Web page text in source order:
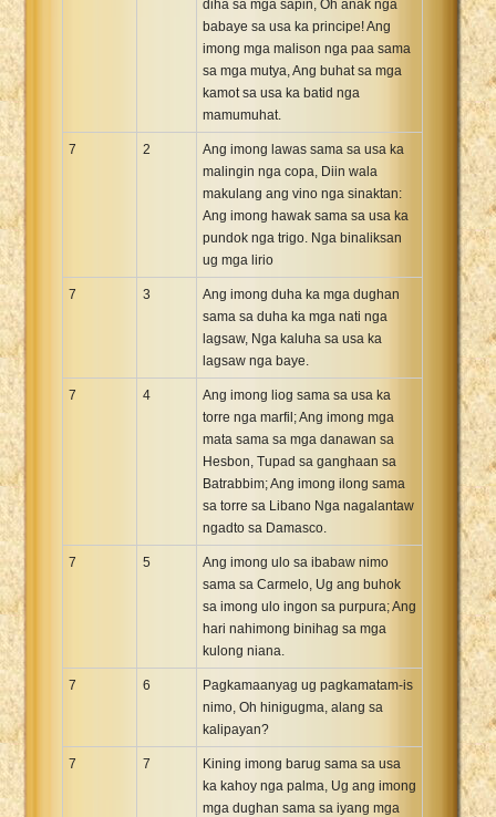
diha sa mga sapin, Oh anak nga
babaye sa usa ka principe! Ang
imong mga malison nga paa sama
sa mga mutya, Ang buhat sa mga
kamot sa usa ka batid nga
mamumuhat.
7 2
Ang imong lawas sama sa usa ka
malingin nga copa, Diin wala
makulang ang vino nga sinaktan:
Ang imong hawak sama sa usa ka
pundok nga trigo. Nga binaliksan
ug mga lirio
7 3
Ang imong duha ka mga dughan
sama sa duha ka mga nati nga
lagsaw, Nga kaluha sa usa ka
lagsaw nga baye.
7 4
Ang imong liog sama sa usa ka
torre nga marfil; Ang imong mga
mata sama sa mga danawan sa
Hesbon, Tupad sa ganghaan sa
Batrabbim; Ang imong ilong sama
sa torre sa Libano Nga nagalantaw
ngadto sa Damasco.
7 5
Ang imong ulo sa ibabaw nimo
sama sa Carmelo, Ug ang buhok
sa imong ulo ingon sa purpura; Ang
hari nahimong binihag sa mga
kulong niana.
7 6
Pagkamaanyag ug pagkamatam-is
nimo, Oh hinigugma, alang sa
kalipayan?
7 7
Kining imong barug sama sa usa
ka kahoy nga palma, Ug ang imong
mga dughan sama sa iyang mga